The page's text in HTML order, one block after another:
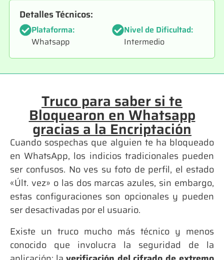
Detalles Técnicos:
Plataforma:
Whatsapp
Nivel de Dificultad:
Intermedio
Truco para saber si te
Bloquearon en Whatsapp
gracias a la Encriptación
Cuando sospechas que alguien te ha bloqueado
en WhatsApp, los indicios tradicionales pueden
ser confusos. No ves su foto de perfil, el estado
«Últ. vez» o las dos marcas azules, sin embargo,
estas configuraciones son opcionales y pueden
ser desactivadas por el usuario.
Existe un truco mucho más técnico y menos
conocido que involucra la seguridad de la